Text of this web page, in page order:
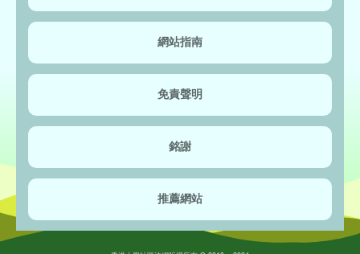
網站指南
免責聲明
銘謝
推薦網站